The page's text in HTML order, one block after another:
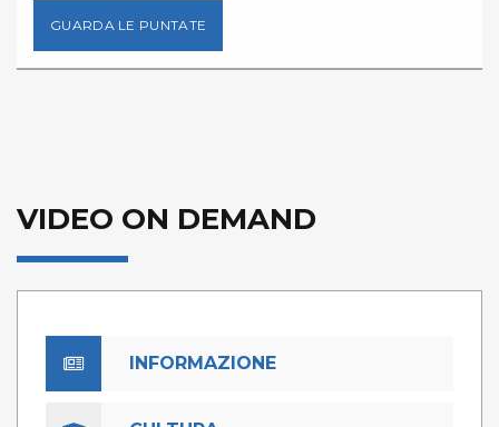
GUARDA LE PUNTATE
VIDEO ON DEMAND
INFORMAZIONE